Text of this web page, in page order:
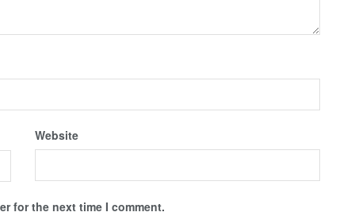
Website
for the next time I comment.